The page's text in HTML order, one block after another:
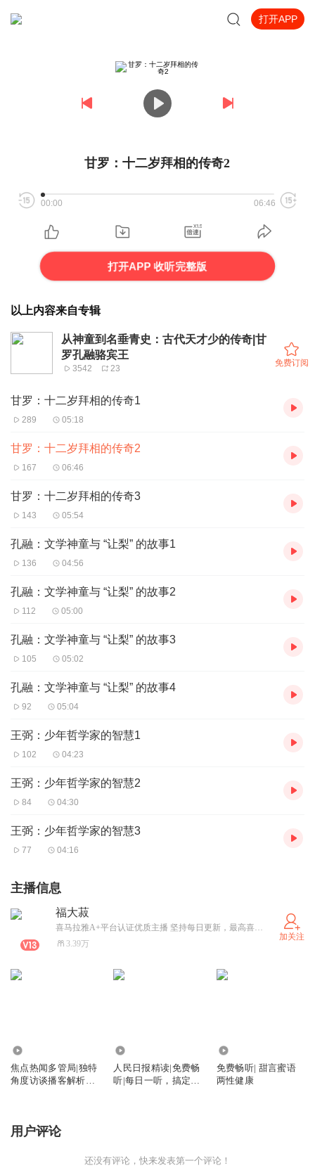
打开APP
甘罗：十二岁拜相的传奇2
00:00 06:46
打开APP 收听完整版
以上内容来自专辑
从神童到名垂青史：古代天才少的传奇|甘
罗孔融骆宾王
3542 23
免费订阅
甘罗：十二岁拜相的传奇1
289 05:18
甘罗：十二岁拜相的传奇2
167 06:46
甘罗：十二岁拜相的传奇3
143 05:54
孔融：文学神童与 “让梨” 的故事1
136 04:56
孔融：文学神童与 “让梨” 的故事2
112 05:00
孔融：文学神童与 “让梨” 的故事3
105 05:02
孔融：文学神童与 “让梨” 的故事4
92 05:04
王弼：少年哲学家的智慧1
102 04:23
王弼：少年哲学家的智慧2
84 04:30
王弼：少年哲学家的智慧3
77 04:16
主播信息
福大菽
喜马拉雅A+平台认证优质主播 坚持每日更新，最高喜马情感榜新品第1名，人生感悟第3名，情感旅行榜第9名，历史榜第14名，热点榜国际类第29名，头条新品榜第10名
3.39万
加关注
焦点热闻多管局|独特
角度访谈播客解析热
人民日报精读|免费畅
听|每日一听，搞定申
免费畅听| 甜言蜜语
两性健康
用户评论
还没有评论，快来发表第一个评论！